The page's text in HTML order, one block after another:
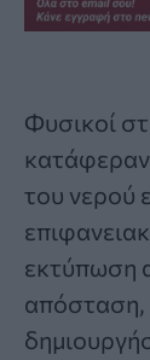
Φυσικοί
κατάφεραν
του νερού
εκτύπωση
απόσταση,